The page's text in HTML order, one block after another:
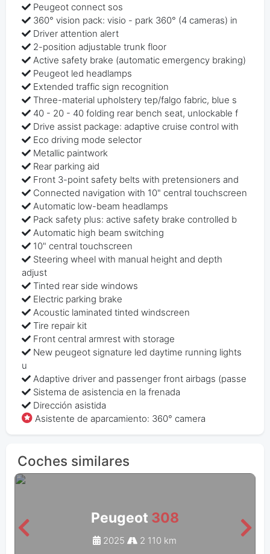
Peugeot connect sos
360° vision pack: visio - park 360° (4 cameras) in
Driver attention alert
2-position adjustable trunk floor
Active safety brake (automatic emergency braking)
Peugeot led headlamps
Extended traffic sign recognition
Three-material upholstery tep/falgo fabric, blue s
40 - 20 - 40 folding rear bench seat, unlockable f
Drive assist package: adaptive cruise control with
Eco driving mode selector
Metallic paintwork
Rear parking aid
Front 3-point safety belts with pretensioners and
Connected navigation with 10" central touchscreen
Automatic low-beam headlamps
Pack safety plus: active safety brake controlled b
Automatic high beam switching
10" central touchscreen
Steering wheel with manual height and depth
adjust
Tinted rear side windows
Electric parking brake
Acoustic laminated tinted windscreen
Tire repair kit
Front central armrest with storage
New peugeot signature led daytime running lights
u
Adaptive driver and passenger front airbags (passe
Sistema de asistencia en la frenada
Dirección asistida
Asistente de aparcamiento: 360° camera
Coches similares
Peugeot 308
2025 2 110 km